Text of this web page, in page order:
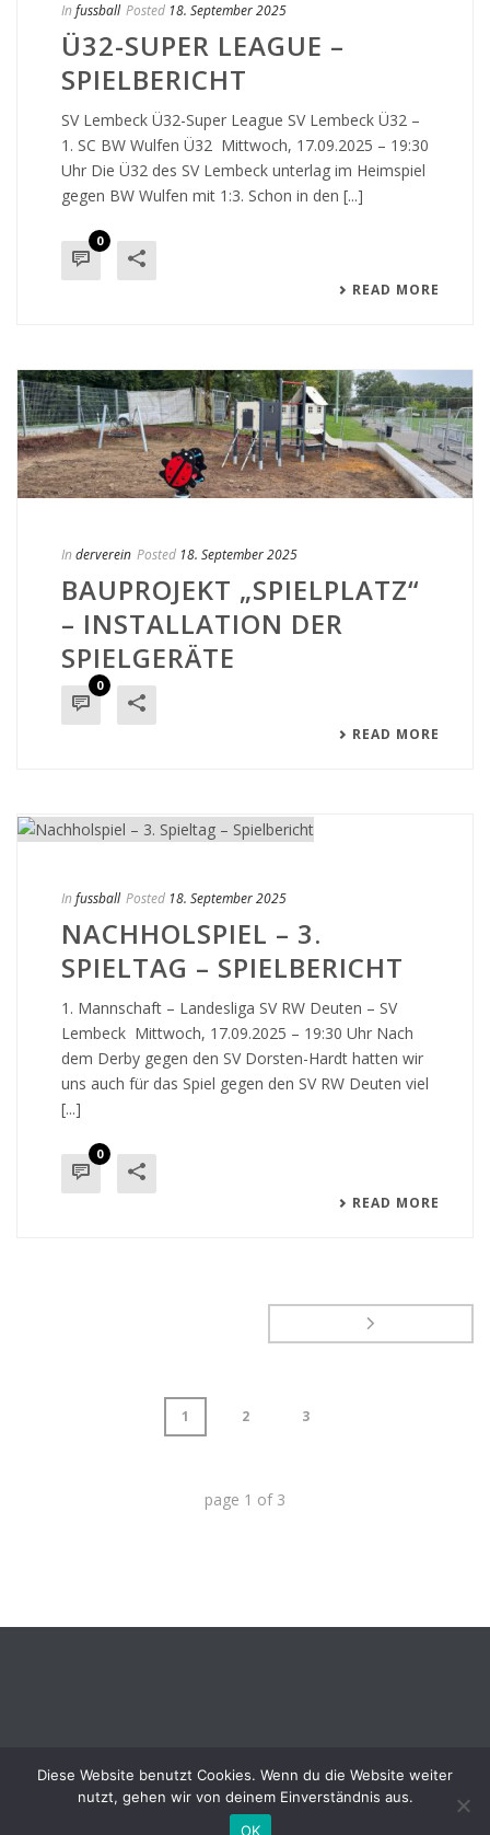
In fussball Posted 18. September 2025
Ü32-SUPER LEAGUE –
SPIELBERICHT
SV Lembeck Ü32-Super League SV Lembeck Ü32 –
1. SC BW Wulfen Ü32 Mittwoch, 17.09.2025 – 19:30
Uhr Die Ü32 des SV Lembeck unterlag im Heimspiel
gegen BW Wulfen mit 1:3. Schon in den [...]
0
READ MORE
In derverein Posted 18. September 2025
BAUPROJEKT „SPIELPLATZ“
– INSTALLATION DER
SPIELGERÄTE
0
READ MORE
In fussball Posted 18. September 2025
NACHHOLSPIEL – 3.
SPIELTAG – SPIELBERICHT
1. Mannschaft – Landesliga SV RW Deuten – SV
Lembeck Mittwoch, 17.09.2025 – 19:30 Uhr Nach
dem Derby gegen den SV Dorsten-Hardt hatten wir
uns auch für das Spiel gegen den SV RW Deuten viel
[...]
0
READ MORE
1 2 3
page 1 of 3
Diese Website benutzt Cookies. Wenn du die Website weiter
nutzt, gehen wir von deinem Einverständnis aus.
OK